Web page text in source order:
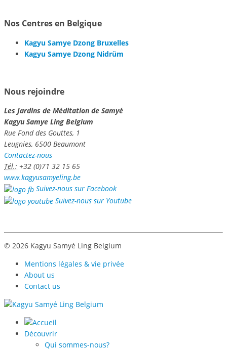
Nos Centres en Belgique
Kagyu Samye Dzong Bruxelles
Kagyu Samye Dzong Nidrüm
Nous rejoindre
Les Jardins de Méditation de Samyé
Kagyu Samye Ling Belgium
Rue Fond des Gouttes, 1
Leugnies, 6500 Beaumont
Contactez-nous
Tél.: +32 (0)71 32 15 65
www.kagyusamyeling.be
Suivez-nous sur Facebook
Suivez-nous sur Youtube
© 2026 Kagyu Samyé Ling Belgium
Mentions légales & vie privée
About us
Contact us
Découvrir
Qui sommes-nous?